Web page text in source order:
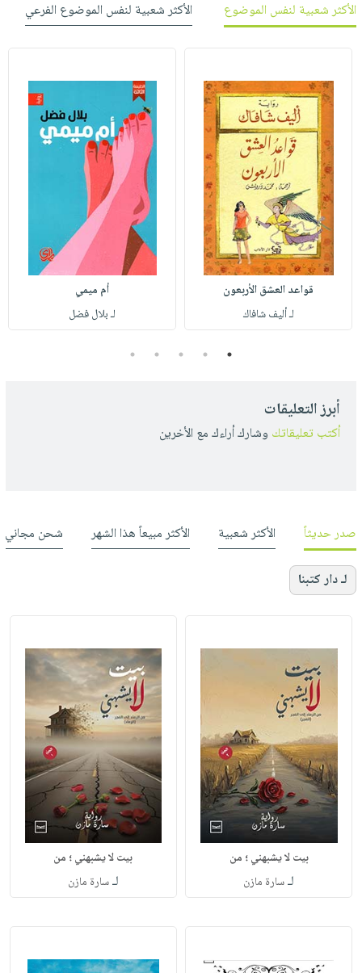
الأكثر شعبية لنفس الموضوع الأكثر شعبية لنفس الموضوع الفرعي
قواعد العشق الأربعون
لـ أليف شافاك
أم ميمي
لـ بلال فضل
1
2
3
4
5
أبرز التعليقات
أكتب تعليقاتك وشارك أراءك مع الأخرين
صدر حديثاً الأكثر شعبية الأكثر مبيعاً هذا الشهر شحن مجاني
لـ دار كتبنا
بيت لا يشبهني ؛ من
لـسارة مازن
بيت لا يشبهني ؛ من
لـسارة مازن